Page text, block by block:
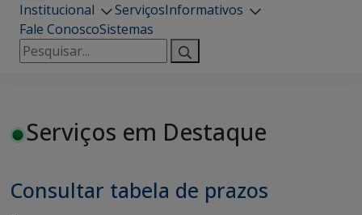
Institucional ServiçosInformativos
Fale ConoscoSistemas
Pesquisar
por:
Serviços em Destaque
Consultar tabela de prazos